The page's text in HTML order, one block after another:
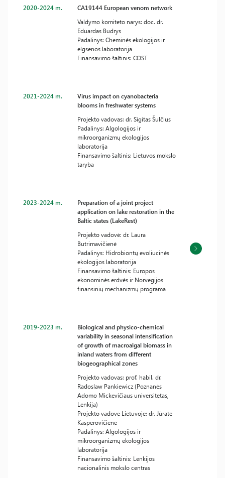
2020-2024 m.
CA19144 European venom network
Valdymo komiteto narys: doc. dr.
Eduardas Budrys
Padalinys: Cheminės ekologijos ir
elgsenos laboratorija
Finansavimo šaltinis: COST
2021-2024 m.
Virus impact on cyanobacteria
blooms in freshwater systems
Projekto vadovas: dr. Sigitas Šulčius
Padalinys: Algologijos ir
mikroorganizmų ekologijos
laboratorija
Finansavimo šaltinis: Lietuvos mokslo
taryba
2023-2024 m.
Preparation of a joint project
application on lake restoration in the
Baltic states (LakeRest)
Projekto vadovė: dr. Laura
Butrimavičienė
Padalinys: Hidrobiontų evoliucinės
ekologijos laboratorija
Finansavimo šaltinis: Europos
ekonominės erdvės ir Norvegijos
finansinių mechanizmų programa
2019-2023 m.
Biological and physico-chemical
variability in seasonal intensification
of growth of macroalgal biomass in
inland waters from different
biogeographical zones
Projekto vadovas: prof. habil. dr.
Radoslaw Pankiewicz (Poznanės
Adomo Mickevičiaus universitetas,
Lenkija)
Projekto vadovė Lietuvoje: dr. Jūratė
Kasperovičienė
Padalinys: Algologijos ir
mikroorganizmų ekologijos
laboratorija
Finansavimo šaltinis: Lenkijos
nacionalinis mokslo centras